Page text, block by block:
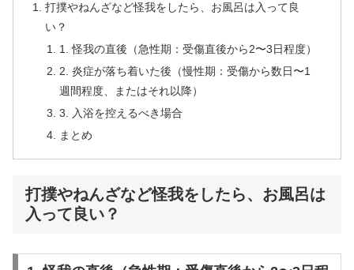
打撲やねんざなど怪我をしたら、お風呂は入って良
い？
1. 怪我の直後（急性期：受傷直後から2〜3日程度）
2. 炎症が落ち着いた後（慢性期：受傷から数日〜1
週間程度、またはそれ以降）
3. 入浴を控えるべき場合
まとめ
打撲やねんざなど怪我をしたら、お風呂は
入って良い？